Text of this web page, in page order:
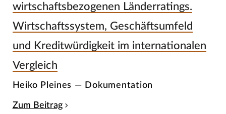
wirtschaftsbezogenen Länderratings.
Wirtschaftssystem, Geschäftsumfeld
und Kreditwürdigkeit im internationalen
Vergleich
Heiko Pleines — Dokumentation
Zum Beitrag